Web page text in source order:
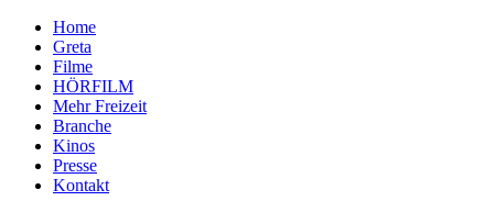
Home
Greta
Filme
HÖRFILM
Mehr Freizeit
Branche
Kinos
Presse
Kontakt